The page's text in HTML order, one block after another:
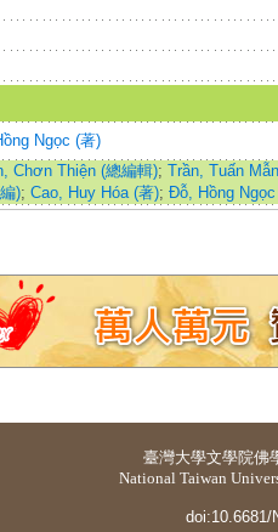
Ngọc (著)
Chơn Thiện (總編輯); Trần, Tuấn
); Cao, Huy Hóa (著); Đỗ, Hồng
臺灣大學文學院佛
National Taiwan
doi:10.6681/